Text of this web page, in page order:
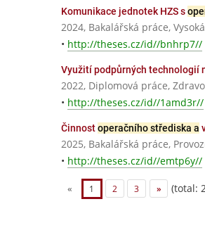
Komunikace jednotek HZS s
2024, Bakalářská práce,
• http://theses.cz/id//bnhrp7//
Využití podpůrných technologií
2022, Diplomová práce,
• http://theses.cz/id//1amd3r//
Činnostoperačního střediska a
2025, Bakalářská práce,
• http://theses.cz/id//emtp6y//
« 1 2 3 » (total: